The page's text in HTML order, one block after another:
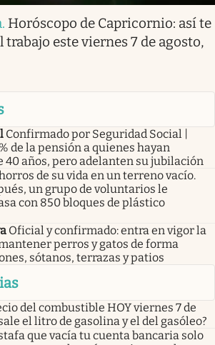
. Horóscopo de Capricornio: así te
trabajo este viernes 7 de agosto,
Confirmado por Seguridad Social |
de la pensión a quienes hayan
40 años, pero adelanten su jubilación
de su vida en un terreno vacío.
un grupo de voluntarios le
con 850 bloques de plástico
Oficial y confirmado: entra en vigor la
perros y gatos de forma
sótanos, terrazas y patios
del combustible HOY viernes 7 de
el litro de gasolina y el del gasóleo?
que vacía tu cuenta bancaria solo